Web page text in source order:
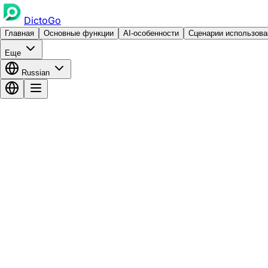
DictoGo
Главная Основные функции AI-особенности Сценарии
Еще
Russian